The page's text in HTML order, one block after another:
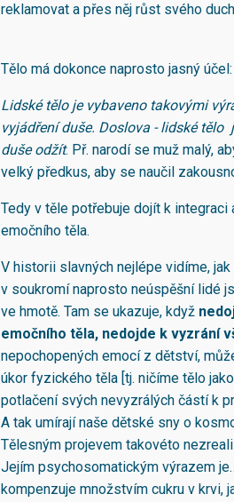
reklamovat a přes něj růst svého
Tělo má dokonce naprosto jasný účel:
Lidské tělo je vybaveno takovými
vyjádření duše. Doslova - lidské
duše odžít. Př. narodí se muž malý,
velký předkus, aby se naučil
Tedy v těle potřebuje dojít k integraci
emočního těla.
V historii slavných nejlépe vidíme,
v soukromí naprosto neúspěšní lidé
ve hmotě. Tam se ukazuje, když
emočního těla, nedojde k vyzrání
nepochopených emocí z dětství,
úkor fyzického těla [tj. ničíme tělo
potlačení svých nevyzrálých částí k
A tak umírají naše dětské sny o
Tělesným projevem takovéto
Jejím psychosomatickým výrazem
kompenzuje množstvím cukru v